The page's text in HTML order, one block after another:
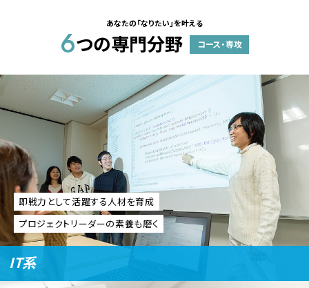
あなたの「なりたい」を叶える
6つの専門分野 コース・専攻
IT系
即戦力として活躍する人材を育成
プロジェクトリーダーの素養も磨く